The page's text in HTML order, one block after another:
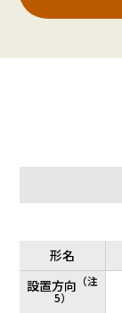
形名
設置方向 （注
5）